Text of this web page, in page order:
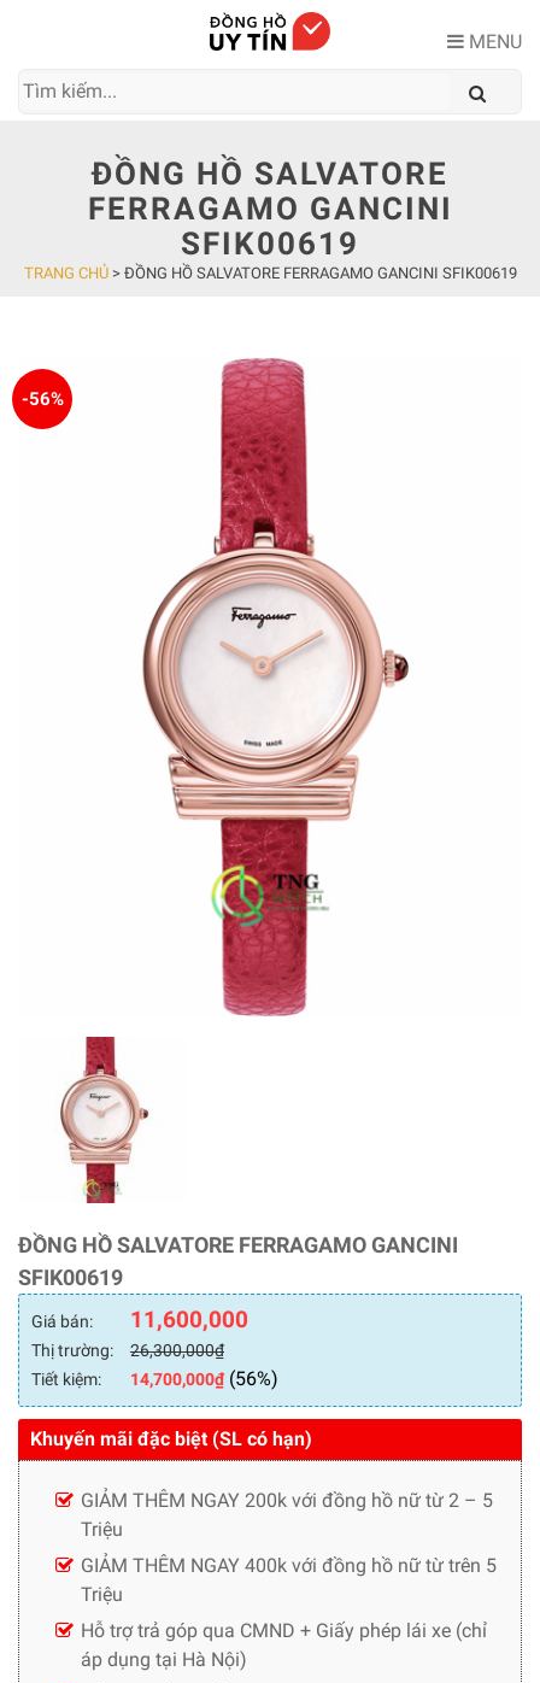
MENU
ĐỒNG HỒ SALVATORE
FERRAGAMO GANCINI
SFIK00619
TRANG CHỦ> ĐỒNG HỒ SALVATORE FERRAGAMO GANCINI SFIK00619
-56%
ĐỒNG HỒ SALVATORE FERRAGAMO GANCINI
SFIK00619
Giá bán: 11,600,000
Thị trường: 26,300,000₫
Tiết kiệm:
14,700,000₫(56%)
Khuyến mãi đặc biệt (SL có hạn)
GIẢM THÊM NGAY 200k với đồng hồ nữ từ 2 – 5
Triệu
GIẢM THÊM NGAY 400k với đồng hồ nữ từ trên 5
Triệu
Hỗ trợ trả góp qua CMND + Giấy phép lái xe (chỉ
áp dụng tại Hà Nội)